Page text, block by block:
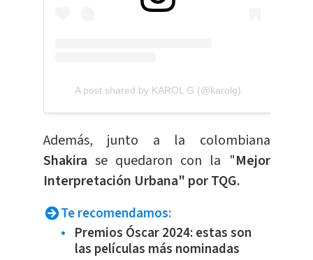
A post shared by KAROL G (@karolg)
Además, junto a la colombiana
Shakira se quedaron con la "Mejor
Interpretación Urbana" por TQG.
Te recomendamos:
Premios Óscar 2024: estas son
las películas más nominadas